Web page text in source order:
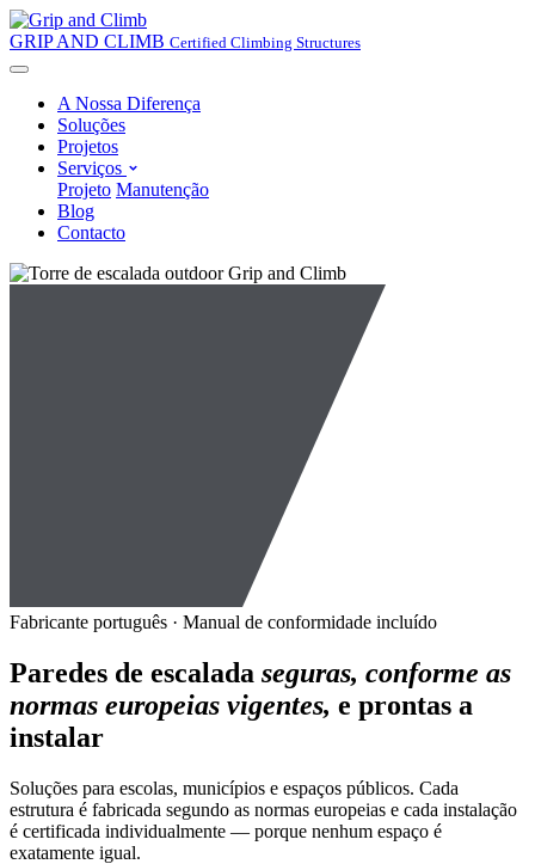
GRIP AND CLIMB Certified Climbing Structures
A Nossa Diferença
Soluções
Projetos
Serviços
Projeto Manutenção
Blog
Contacto
Fabricante português · Manual de conformidade incluído
Paredes de escalada seguras, conforme as
normas europeias vigentes, e prontas a
instalar
Soluções para escolas, municípios e espaços públicos. Cada
estrutura é fabricada segundo as normas europeias e cada instalação
é certificada individualmente — porque nenhum espaço é
exatamente igual.